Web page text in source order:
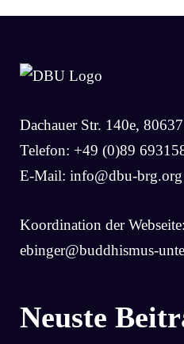
Dachauer Str. 140e,
Telefon: +49 (0)89
E-Mail: info@dbu-brg.org
Koordination der
ebinger@buddhismus-
Neuste